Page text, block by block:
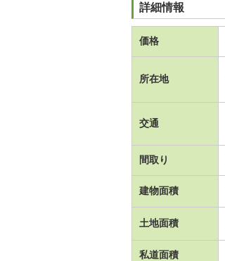
詳細情報
価格
所在地
交通
間取り
建物面積
土地面積
私道面積